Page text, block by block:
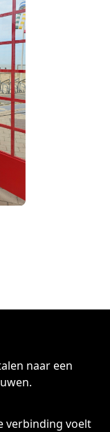
naar een
verbinding voelt